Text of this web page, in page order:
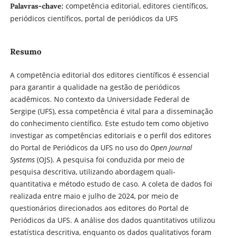
Palavras-chave: competência editorial, editores científicos,
periódicos científicos, portal de periódicos da UFS
Resumo
A competência editorial dos editores científicos é essencial
para garantir a qualidade na gestão de periódicos
acadêmicos. No contexto da Universidade Federal de
Sergipe (UFS), essa competência é vital para a disseminação
do conhecimento científico. Este estudo tem como objetivo
investigar as competências editoriais e o perfil dos editores
do Portal de Periódicos da UFS no uso do Open Journal
Systems(OJS). A pesquisa foi conduzida por meio de
pesquisa descritiva, utilizando abordagem quali-
quantitativa e método estudo de caso. A coleta de dados foi
realizada entre maio e julho de 2024, por meio de
questionários direcionados aos editores do Portal de
Periódicos da UFS. A análise dos dados quantitativos utilizou
estatística descritiva, enquanto os dados qualitativos foram